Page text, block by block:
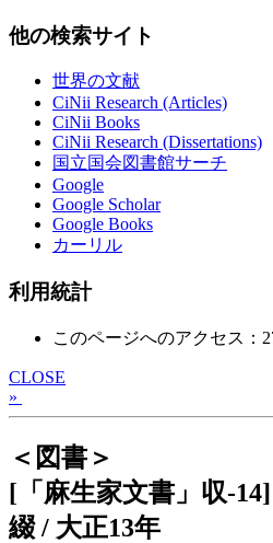
他の検索サイト
世界の文献
CiNii Research (Articles)
CiNii Books
CiNii Research (Dissertations)
国立国会図書館サーチ
Google
Google Scholar
Google Books
カーリル
利用統計
このページへのアクセス：
CLOSE
»
＜図書＞
[「麻生家文書」収-
綴 / 大正13年